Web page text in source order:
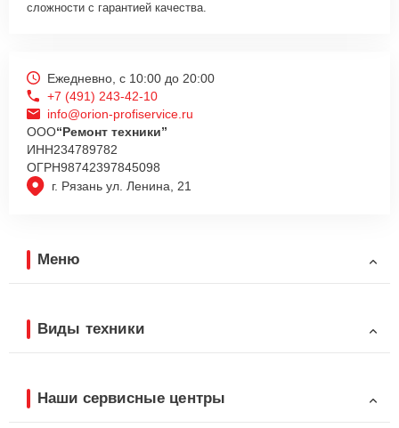
сложности с гарантией качества.
г. Рязань ул. Ленина, 21
Ежедневно, с 10:00 до 20:00
+7 (491) 243-42-10
info@orion-profiservice.ru
ООО“Ремонт техники”
ИНН234789782
ОГРН98742397845098
Меню
Виды техники
Наши сервисные центры